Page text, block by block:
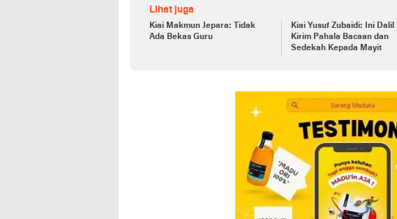
Lihat juga
Kiai Makmun Jepara: Tidak
Ada Bekas Guru
Kiai Yusuf Zubaidi: Ini Dalil
Kirim Pahala Bacaan dan
Sedekah Kepada Mayit